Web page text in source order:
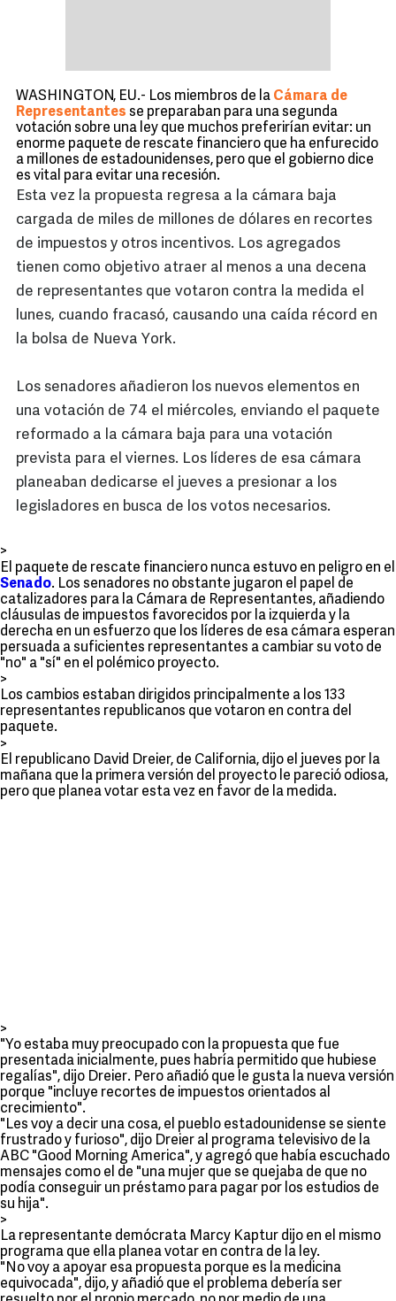
WASHINGTON, EU.- Los miembros de la Cámara de
Representantes se preparaban para una segunda
votación sobre una ley que muchos preferirían evitar: un
enorme paquete de rescate financiero que ha enfurecido
a millones de estadounidenses, pero que el gobierno dice
es vital para evitar una recesión.
Esta vez la propuesta regresa a la cámara baja
cargada de miles de millones de dólares en recortes
de impuestos y otros incentivos. Los agregados
tienen como objetivo atraer al menos a una decena
de representantes que votaron contra la medida el
lunes, cuando fracasó, causando una caída récord en
la bolsa de Nueva York.
Los senadores añadieron los nuevos elementos en
una votación de 74 el miércoles, enviando el paquete
reformado a la cámara baja para una votación
prevista para el viernes. Los líderes de esa cámara
planeaban dedicarse el jueves a presionar a los
legisladores en busca de los votos necesarios.
>
El paquete de rescate financiero nunca estuvo en peligro en el
Senado. Los senadores no obstante jugaron el papel de
catalizadores para la Cámara de Representantes, añadiendo
cláusulas de impuestos favorecidos por la izquierda y la
derecha en un esfuerzo que los líderes de esa cámara esperan
persuada a suficientes representantes a cambiar su voto de
"no" a "sí" en el polémico proyecto.
>
Los cambios estaban dirigidos principalmente a los 133
representantes republicanos que votaron en contra del
paquete.
>
El republicano David Dreier, de California, dijo el jueves por la
mañana que la primera versión del proyecto le pareció odiosa,
pero que planea votar esta vez en favor de la medida.
>
"Yo estaba muy preocupado con la propuesta que fue
presentada inicialmente, pues habría permitido que hubiese
regalías", dijo Dreier. Pero añadió que le gusta la nueva versión
porque "incluye recortes de impuestos orientados al
crecimiento".
"Les voy a decir una cosa, el pueblo estadounidense se siente
frustrado y furioso", dijo Dreier al programa televisivo de la
ABC "Good Morning America", y agregó que había escuchado
mensajes como el de "una mujer que se quejaba de que no
podía conseguir un préstamo para pagar por los estudios de
su hija".
>
La representante demócrata Marcy Kaptur dijo en el mismo
programa que ella planea votar en contra de la ley.
"No voy a apoyar esa propuesta porque es la medicina
equivocada", dijo, y añadió que el problema debería ser